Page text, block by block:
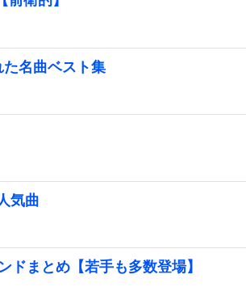
た名曲ベスト集
気曲
ドまとめ【若手も多数登場】